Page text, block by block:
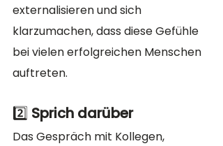
externalisieren und sich
klarzumachen, dass diese Gefühle
bei vielen erfolgreichen Menschen
auftreten.
2️⃣ Sprich darüber
Das Gespräch mit Kollegen,